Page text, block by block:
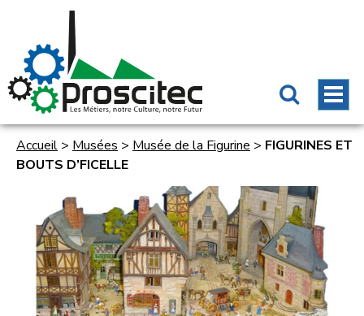
Accueil > Musées > Musée de la Figurine > FIGURINES ET
BOUTS D’FICELLE